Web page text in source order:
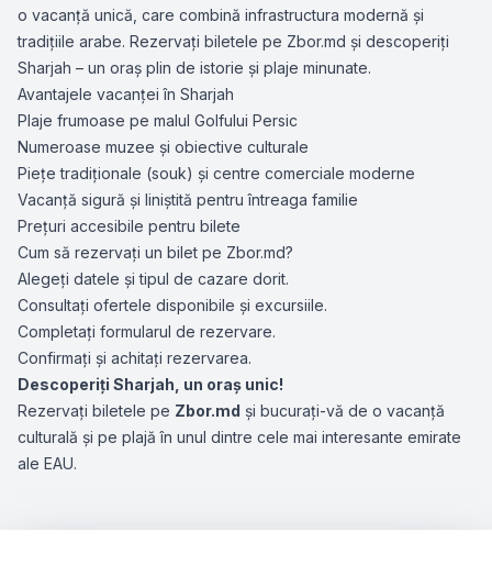
o vacanță unică, care combină infrastructura modernă și
tradițiile arabe. Rezervați biletele pe Zbor.md și descoperiți
Sharjah – un oraș plin de istorie și plaje minunate.
Avantajele vacanței în Sharjah
Plaje frumoase pe malul Golfului Persic
Numeroase muzee și obiective culturale
Piețe tradiționale (souk) și centre comerciale moderne
Vacanță sigură și liniștită pentru întreaga familie
Prețuri accesibile pentru bilete
Cum să rezervați un bilet pe Zbor.md?
Alegeți datele și tipul de cazare dorit.
Consultați ofertele disponibile și excursiile.
Completați formularul de rezervare.
Confirmați și achitați rezervarea.
Descoperiți Sharjah, un oraș unic!
Rezervați biletele pe Zbor.md și bucurați-vă de o vacanță
culturală și pe plajă în unul dintre cele mai interesante emirate
ale EAU.